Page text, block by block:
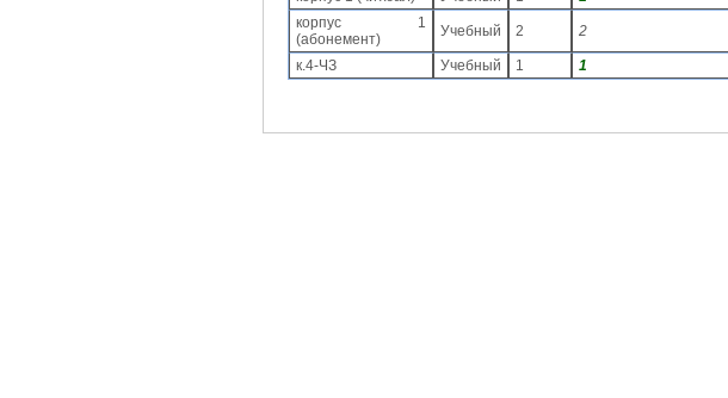
корпус 1
(абонемент)
Учебный 2 2
к.4-ЧЗ Учебный 1 1